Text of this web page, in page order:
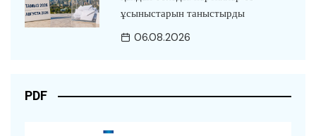
ұсыныстарын таныстырды
06.08.2026
PDF